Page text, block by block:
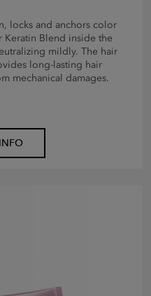
locks and anchors color
Keratin Blend inside the
mildly. The hair
long-lasting hair
mechanical damages.